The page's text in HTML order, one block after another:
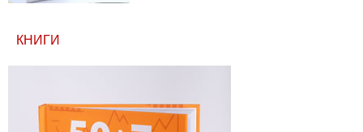
КНИГИ